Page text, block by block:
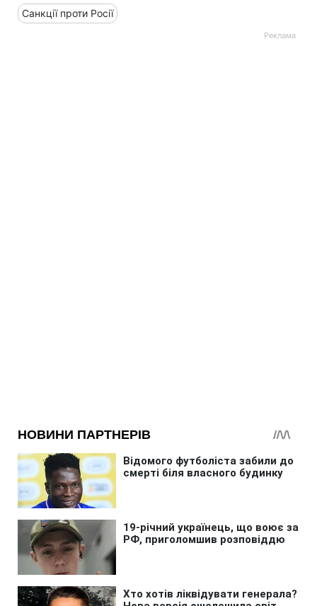
Санкції проти Росії